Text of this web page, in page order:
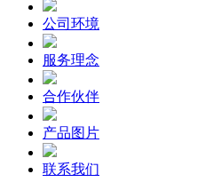
公司环境
服务理念
合作伙伴
产品图片
联系我们